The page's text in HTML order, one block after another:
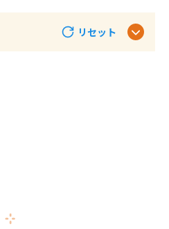
リセット